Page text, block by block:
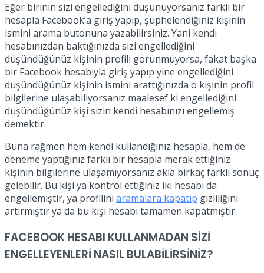
Eğer birinin sizi engellediğini düşünüyorsanız farklı bir
hesapla Facebook’a giriş yapıp, şüphelendiğiniz kişinin
ismini arama butonuna yazabilirsiniz. Yani kendi
hesabınızdan baktığınızda sizi engellediğini
düşündüğünüz kişinin profili görünmüyorsa, fakat başka
bir Facebook hesabıyla giriş yapıp yine engellediğini
düşündüğünüz kişinin ismini arattığınızda o kişinin profil
bilgilerine ulaşabiliyorsanız maalesef ki engellediğini
düşündüğünüz kişi sizin kendi hesabınızı engellemiş
demektir.
Buna rağmen hem kendi kullandığınız hesapla, hem de
deneme yaptığınız farklı bir hesapla merak ettiğiniz
kişinin bilgilerine ulaşamıyorsanız akla birkaç farklı sonuç
gelebilir. Bu kişi ya kontrol ettiğiniz iki hesabı da
engellemiştir, ya profilini aramalara kapatıp gizliliğini
artırmıştır ya da bu kişi hesabı tamamen kapatmıştır.
FACEBOOK HESABI KULLANMADAN SİZİ
ENGELLEYENLERİ NASIL BULABİLİRSİNİZ?